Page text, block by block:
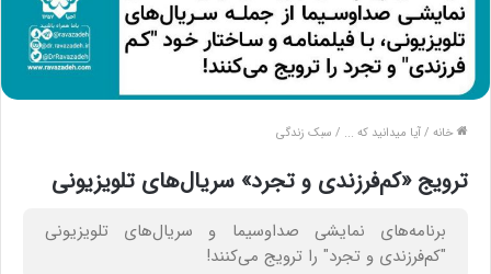
خانه /آیا میدانید که ... / سبک زندگی
ترویج «کم‌فرزندی و تجرد» سریال‌های تلویزیونی
برنامه‌های نمایشی صدا‌و‌سیما و سریال‌های تلویزیونی
"کم‌فرزندی و تجرد" را ترویج می‌کنند!